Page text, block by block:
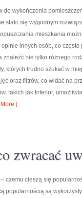
do wykończenia
stało się wygodnym
mieszkania
innych osób, co
znaleźć nie tylko różnego
których trudno szukać w
oraz filtrów, co widać na
takich jak Interior,
]
zwracać
czemu cieszą się
popularnością są